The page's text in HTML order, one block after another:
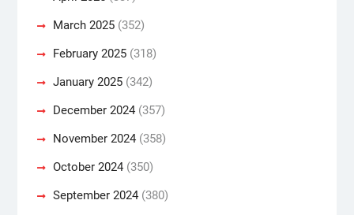
March 2025(352)
February 2025(318)
January 2025(342)
December 2024(357)
November 2024(358)
October 2024(350)
September 2024(380)